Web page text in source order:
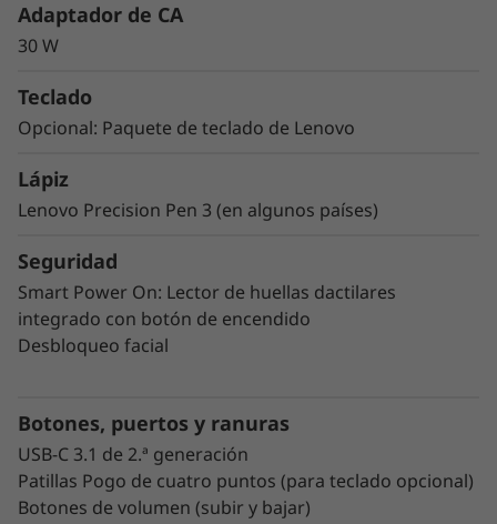
Destaca y disfruta de la movilidad
diseñada para dejar huella, siempre destacarás
y disfrutarás de la movilidad. Diseñada con
chasis de dos tonos, Lenovo Tab P12 Pro
cuenta con una batería que dura todo el día,
hagas. Además, dispone de capacidad Quick
Charge si necesitas recargarla.
Adaptador de CA
30 W
Teclado
Opcional: Paquete de teclado de Lenovo
Lápiz
Lenovo Precision Pen 3 (en algunos países)
Seguridad
Smart Power On: Lector de huellas dactilares
integrado con botón de encendido
Desbloqueo facial
Botones, puertos y ranuras
USB-C 3.1 de 2.ª generación
Patillas Pogo de cuatro puntos (para teclado opcional)
Botones de volumen (subir y bajar)